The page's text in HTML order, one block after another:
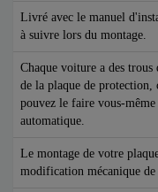
Livré avec le manuel
à suivre lors du montage.
Chaque voiture a des
de la plaque de protection,
pouvez le faire vous-
automatique.
Le montage de votre
modification mécanique